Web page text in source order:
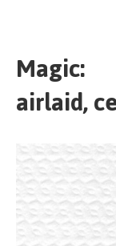
Magic:
airlaid,